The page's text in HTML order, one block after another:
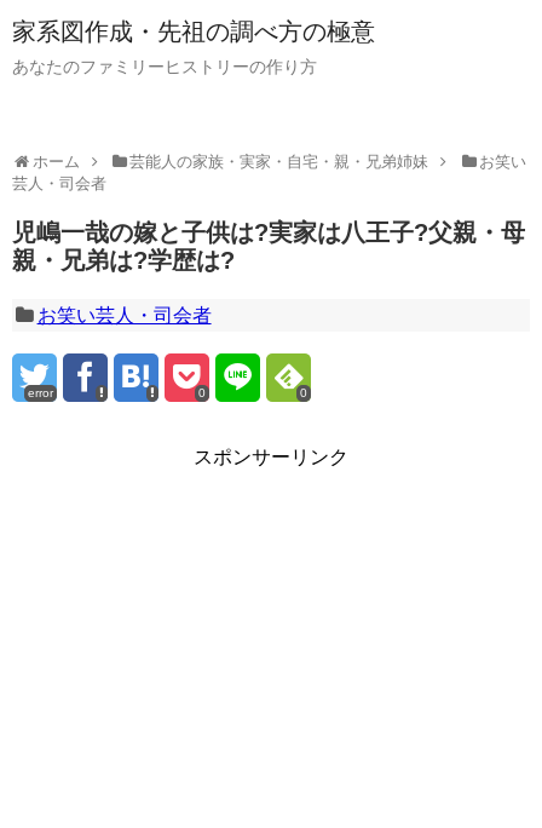
家系図作成・先祖の調べ方の極意
あなたのファミリーヒストリーの作り方
ホーム 芸能人の家族・実家・自宅・親・兄弟姉妹
お笑い
芸人・司会者
児嶋一哉の嫁と子供は?実家は八王子?父親・母
親・兄弟は?学歴は?
お笑い芸人・司会者
error 0 0
スポンサーリンク